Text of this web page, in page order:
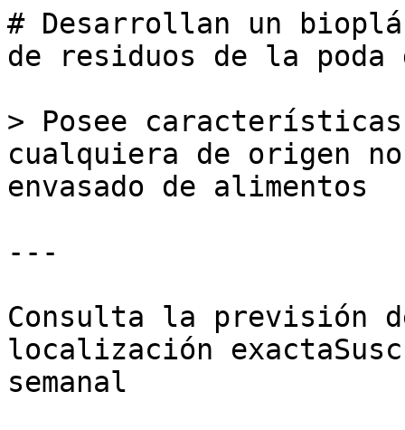
# Desarrollan un
de residuos de la
> Posee
cualquiera de origen
envasado de alimentos
---
Consulta la previsión
localización
semanal